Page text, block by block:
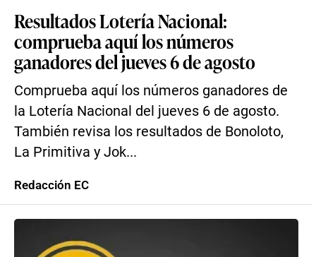
Resultados Lotería Nacional:
comprueba aquí los números
ganadores del jueves 6 de agosto
Comprueba aquí los números ganadores de
la Lotería Nacional del jueves 6 de agosto.
También revisa los resultados de Bonoloto,
La Primitiva y Jok...
Redacción EC